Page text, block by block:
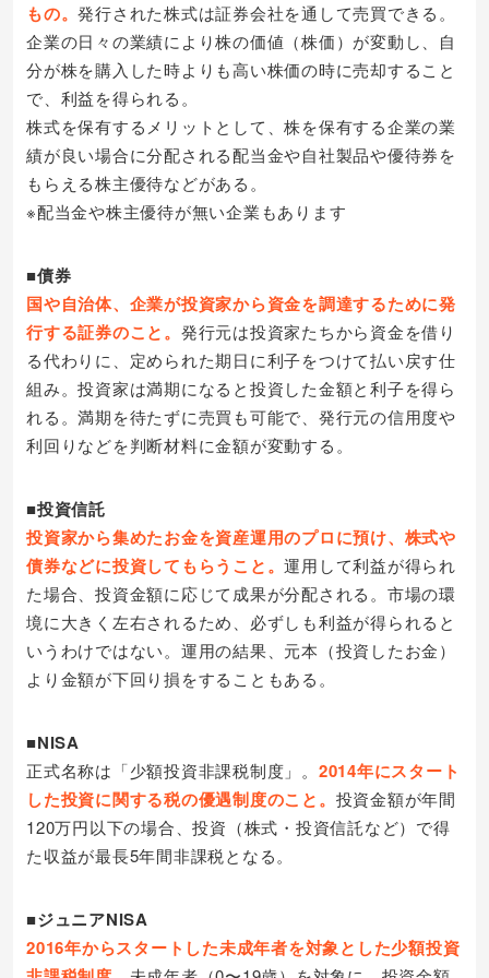
もの。発行された株式は証券会社を通して売買できる。
企業の日々の業績により株の価値（株価）が変動し、自
分が株を購入した時よりも高い株価の時に売却すること
で、利益を得られる。
株式を保有するメリットとして、株を保有する企業の業
績が良い場合に分配される配当金や自社製品や優待券を
もらえる株主優待などがある。
※配当金や株主優待が無い企業もあります
■債券
国や自治体、企業が投資家から資金を調達するために発
行する証券のこと。 発行元は投資家たちから資金を借り
る代わりに、定められた期日に利子をつけて払い戻す仕
組み。投資家は満期になると投資した金額と利子を得ら
れる。満期を待たずに売買も可能で、発行元の信用度や
利回りなどを判断材料に金額が変動する。
■投資信託
投資家から集めたお金を資産運用のプロに預け、株式や
債券などに投資してもらうこと。運用して利益が得られ
た場合、投資金額に応じて成果が分配される。市場の環
境に大きく左右されるため、必ずしも利益が得られると
いうわけではない。運用の結果、元本（投資したお金）
より金額が下回り損をすることもある。
■NISA
正式名称は「少額投資非課税制度」。 2014年にスタート
した投資に関する税の優遇制度のこと。 投資金額が年間
120万円以下の場合、投資（株式・投資信託など）で得
た収益が最長5年間非課税となる。
■ジュニアNISA
2016年からスタートした未成年者を対象とした少額投資